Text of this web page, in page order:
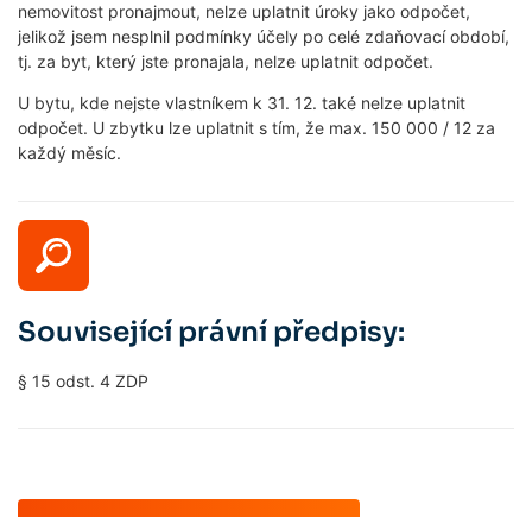
nemovitost pronajmout, nelze uplatnit úroky jako odpočet,
jelikož jsem nesplnil podmínky účely po celé zdaňovací období,
tj. za byt, který jste pronajala, nelze uplatnit odpočet.
U bytu, kde nejste vlastníkem k 31. 12. také nelze uplatnit
odpočet. U zbytku lze uplatnit s tím, že max. 150 000 / 12 za
každý měsíc.
Související právní předpisy:
§ 15 odst. 4 ZDP